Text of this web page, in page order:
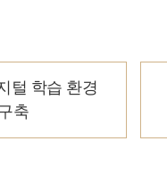
털 학습 환경
축